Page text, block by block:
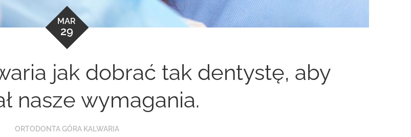
MAR
29
jak dobrać tak dentystę, aby
nasze wymagania.
ORTODONTA GÓRA KALWARIA